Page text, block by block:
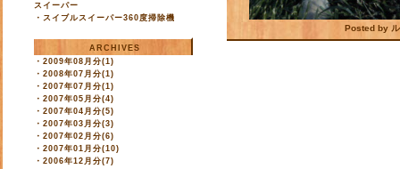
スイーパー
・ スイブルスイーパー360度掃除機
ARCHIVES
・ 2009年08月分(1)
・ 2008年07月分(1)
・ 2007年07月分(1)
・ 2007年05月分(4)
・ 2007年04月分(5)
・ 2007年03月分(3)
・ 2007年02月分(6)
・ 2007年01月分(10)
・ 2006年12月分(7)
Posted by